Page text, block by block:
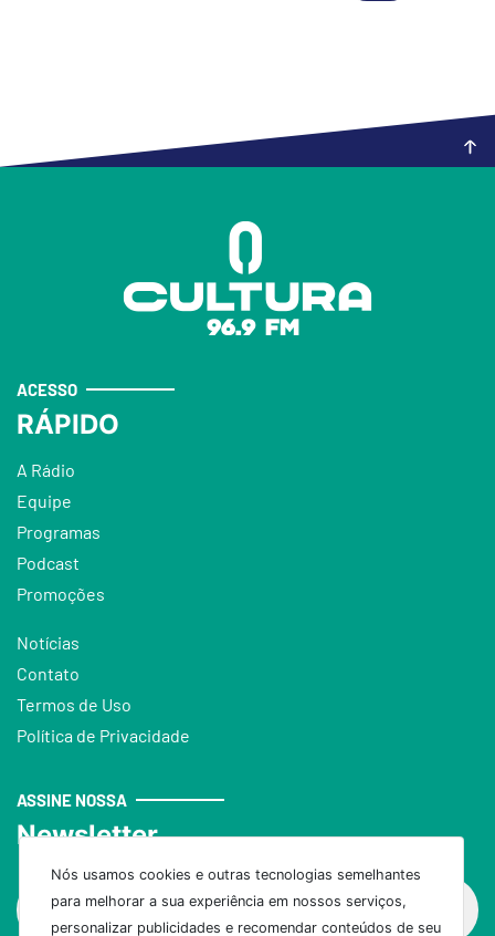
Nós usamos cookies e outras tecnologias semelhantes
para melhorar a sua experiência em nossos serviços,
personalizar publicidades e recomendar conteúdos de seu
ACESSO
RÁPIDO
A Rádio
Equipe
Programas
Podcast
Promoções
Notícias
Contato
Termos de Uso
Política de Privacidade
ASSINE NOSSA
Newsletter